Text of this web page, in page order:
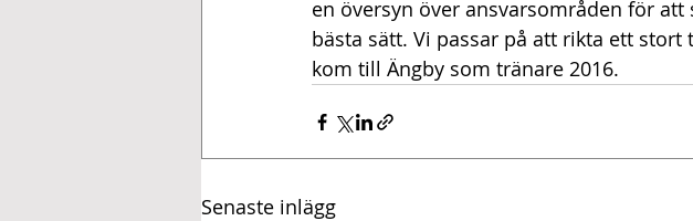
en översyn över ansvarsområden för
bästa sätt. Vi passar på att rikta ett
kom till Ängby som tränare 2016.
Senaste inlägg